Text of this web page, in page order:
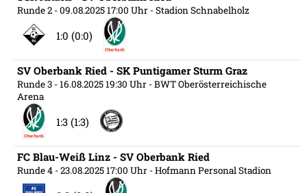
Runde 2 - 09.08.2025 17:00 Uhr - Stadion Schnabelholz
1:0 (0:0)
SV Oberbank Ried - SK Puntigamer Sturm Graz
Runde 3 - 16.08.2025 19:30 Uhr - BWT Oberösterreichische
Arena
1:3 (1:3)
FC Blau-Weiß Linz - SV Oberbank Ried
Runde 4 - 23.08.2025 17:00 Uhr - Hofmann Personal Stadion